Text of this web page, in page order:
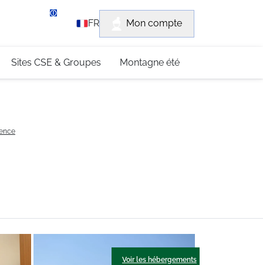
(0)4 79 96 30 69
FR Mon compte
Sites CSE & Groupes Montagne été
Voir les hébergements